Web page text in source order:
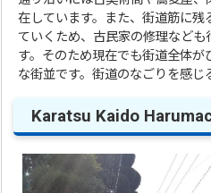
在しています。また、街道筋に
ていくため、古民家の修理など
す。そのため現在でも街道全体が
な街並です。街道のなごりを感じ
Karatsu Kaido